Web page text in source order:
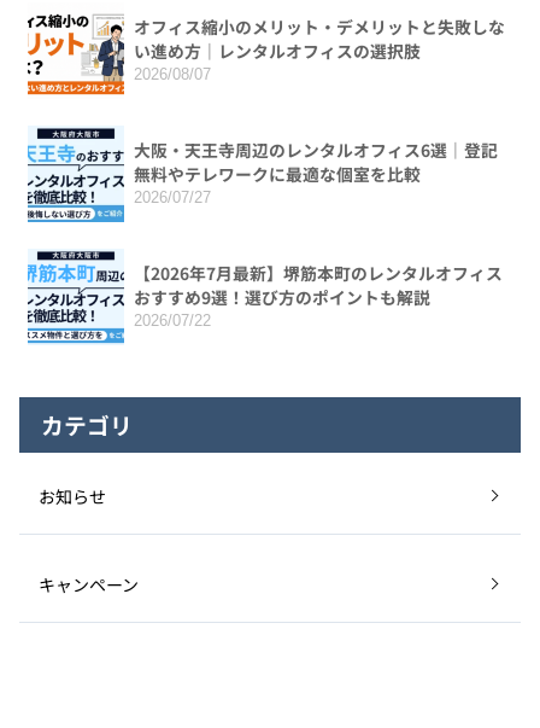
オフィス縮小のメリット・デメリットと失敗しな
い進め方｜レンタルオフィスの選択肢
2026/08/07
大阪・天王寺周辺のレンタルオフィス6選｜登記
無料やテレワークに最適な個室を比較
2026/07/27
【2026年7月最新】堺筋本町のレンタルオフィス
おすすめ9選！選び方のポイントも解説
2026/07/22
カテゴリ
お知らせ
キャンペーン